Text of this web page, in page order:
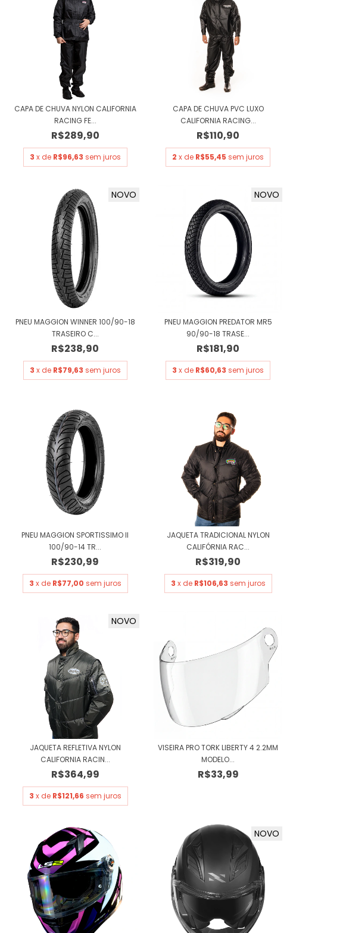
CAPA DE CHUVA NYLON CALIFORNIA
RACING FE...
R$289,90
3 x de R$96,63 sem juros
CAPA DE CHUVA PVC LUXO
CALIFORNIA RACING...
R$110,90
2 x de R$55,45 sem juros
NOVO
PNEU MAGGION WINNER 100/90-18
TRASEIRO C...
R$238,90
3 x de R$79,63 sem juros
NOVO
PNEU MAGGION PREDATOR MR5
90/90-18 TRASE...
R$181,90
3 x de R$60,63 sem juros
PNEU MAGGION SPORTISSIMO II
100/90-14 TR...
R$230,99
3 x de R$77,00 sem juros
JAQUETA TRADICIONAL NYLON
CALIFÓRNIA RAC...
R$319,90
3 x de R$106,63 sem juros
NOVO
JAQUETA REFLETIVA NYLON
CALIFORNIA RACIN...
R$364,99
3 x de R$121,66 sem juros
VISEIRA PRO TORK LIBERTY 4 2.2MM
MODELO...
R$33,99
NOVO